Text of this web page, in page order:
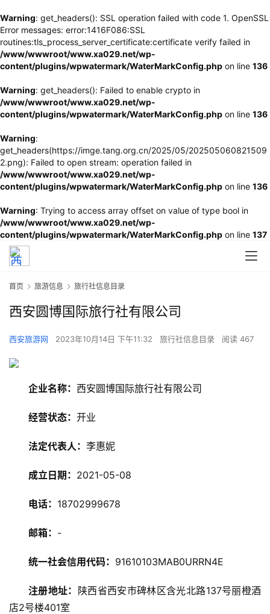
Warning: get_headers(): SSL operation failed with code 1. OpenSSL
Error messages: error:1416F086:SSL
routines:tls_process_server_certificate:certificate verify failed in
/www/wwwroot/www.xa029.net/wp-
content/plugins/wpwatermark/WaterMarkConfig.php on line 136
Warning: get_headers(): Failed to enable crypto in
/www/wwwroot/www.xa029.net/wp-
content/plugins/wpwatermark/WaterMarkConfig.php on line 136
Warning:
get_headers(https://imge.tang.org.cn/2025/05/202505060821509
2.png): Failed to open stream: operation failed in
/www/wwwroot/www.xa029.net/wp-
content/plugins/wpwatermark/WaterMarkConfig.php on line 136
Warning: Trying to access array offset on value of type bool in
/www/wwwroot/www.xa029.net/wp-
content/plugins/wpwatermark/WaterMarkConfig.php on line 137
游
首页 旅游信息 旅行社信息目录
西安圆博国际旅行社有限公司
西安旅游网 2023年10月14日 下午11:32 旅行社信息目录 阅读 467
企业名称： 西安圆博国际旅行社有限公司
经营状态： 开业
法定代表人： 李惠妮
成立日期： 2021-05-08
电话： 18702999678
邮箱： -
统一社会信用代码： 91610103MAB0URRN4E
注册地址：
陕西省西安市碑林区含光北路137号丽橙酒
店2号楼401室